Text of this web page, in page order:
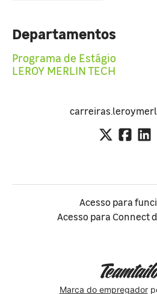
Departamentos
Programa de Estágio
LEROY MERLIN TECH
Acesso para
Acesso para Connect
Marca do empregador